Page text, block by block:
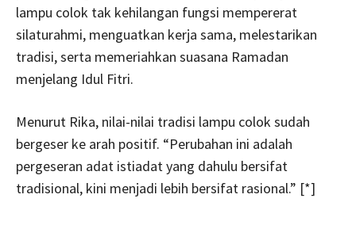
lampu colok tak kehilangan fungsi mempererat
silaturahmi, menguatkan kerja sama, melestarikan
tradisi, serta memeriahkan suasana Ramadan
menjelang Idul Fitri.
Menurut Rika, nilai-nilai tradisi lampu colok sudah
bergeser ke arah positif. “Perubahan ini adalah
pergeseran adat istiadat yang dahulu bersifat
tradisional, kini menjadi lebih bersifat rasional.” [*]